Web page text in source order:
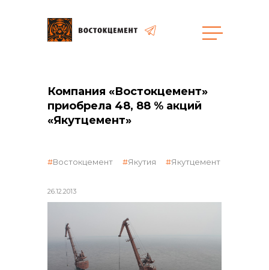
объявленные закупки
реализация неликвидов
Компания «Востокцемент»
приобрела 48, 88 % акций
«Якутцемент»
26.12.2013
Востокцемент Якутия Якутцемент